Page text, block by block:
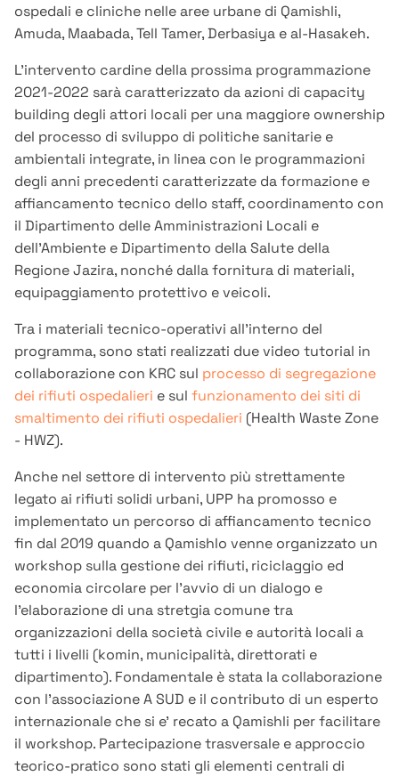
ospedali e cliniche nelle aree urbane di Qamishli,
Amuda, Maabada, Tell Tamer, Derbasiya e al-Hasakeh.
L’intervento cardine della prossima programmazione
2021-2022 sarà caratterizzato da azioni di capacity
building degli attori locali per una maggiore ownership
del processo di sviluppo di politiche sanitarie e
ambientali integrate, in linea con le programmazioni
degli anni precedenti caratterizzate da formazione e
affiancamento tecnico dello staff, coordinamento con
il Dipartimento delle Amministrazioni Locali e
dell’Ambiente e Dipartimento della Salute della
Regione Jazira, nonché dalla fornitura di materiali,
equipaggiamento protettivo e veicoli.
Tra i materiali tecnico-operativi all’interno del
programma, sono stati realizzati due video tutorial in
collaborazione con KRC sul processo di segregazione
dei rifiuti ospedalieri e sul funzionamento dei siti di
smaltimento dei rifiuti ospedalieri (Health Waste Zone
- HWZ).
Anche nel settore di intervento più strettamente
legato ai rifiuti solidi urbani, UPP ha promosso e
implementato un percorso di affiancamento tecnico
fin dal 2019 quando a Qamishlo venne organizzato un
workshop sulla gestione dei rifiuti, riciclaggio ed
economia circolare per l’avvio di un dialogo e
l’elaborazione di una stretgia comune tra
organizzazioni della società civile e autorità locali a
tutti i livelli (komin, municipalità, direttorati e
dipartimento). Fondamentale è stata la collaborazione
con l’associazione A SUD e il contributo di un esperto
internazionale che si e’ recato a Qamishli per facilitare
il workshop. Partecipazione trasversale e approccio
teorico-pratico sono stati gli elementi centrali di